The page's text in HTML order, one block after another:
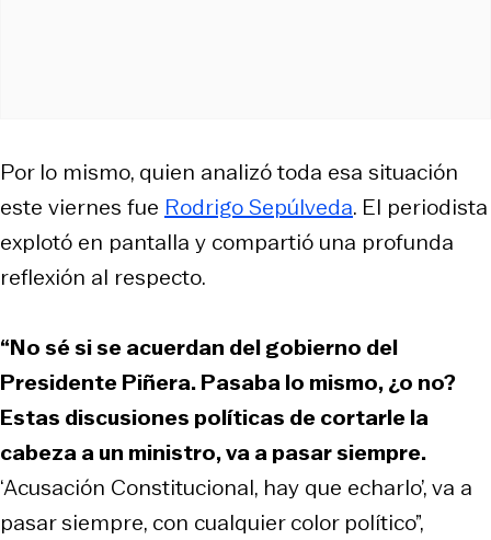
Por lo mismo, quien analizó toda esa situación
este viernes fue Rodrigo Sepúlveda. El periodista
explotó en pantalla y compartió una profunda
reflexión al respecto.
“No sé si se acuerdan del gobierno del
Presidente Piñera. Pasaba lo mismo, ¿o no?
Estas discusiones políticas de cortarle la
cabeza a un ministro, va a pasar siempre.
‘Acusación Constitucional, hay que echarlo’, va a
pasar siempre, con cualquier color político”,